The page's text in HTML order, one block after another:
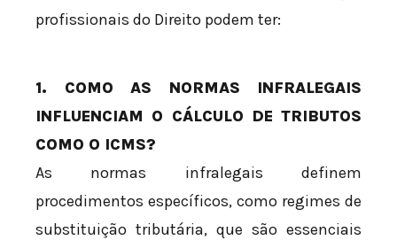
profissionais do Direito podem ter:
1. COMO AS NORMAS INFRALEGAIS
INFLUENCIAM O CÁLCULO DE TRIBUTOS
COMO O ICMS?
As normas infralegais definem
procedimentos específicos, como regimes de
substituição tributária, que são essenciais